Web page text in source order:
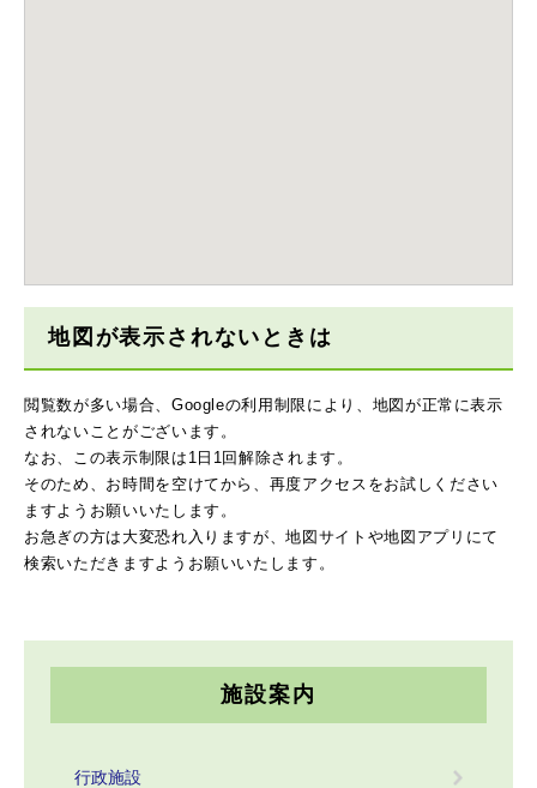
地図が表示されないときは
閲覧数が多い場合、Googleの利用制限により、地図が正常に表示
されないことがございます。
なお、この表示制限は1日1回解除されます。
そのため、お時間を空けてから、再度アクセスをお試しください
ますようお願いいたします。
お急ぎの方は大変恐れ入りますが、地図サイトや地図アプリにて
検索いただきますようお願いいたします。
施設案内
行政施設